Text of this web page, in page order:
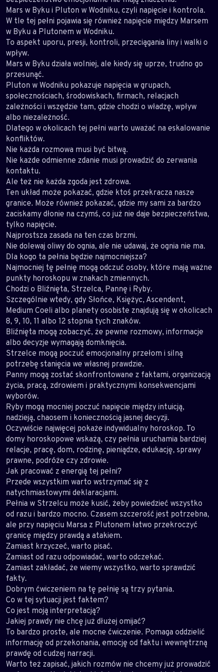
Mars w Byku i Pluton w Wodniku, czyli napięcie i kontrola.
W tle tej pełni pojawia się również napięcie między Marsem
w Byku a Plutonem w Wodniku.
To aspekt uporu, presji, kontroli, przeciągania liny i walki o
wpływ.
Mars w Byku działa wolniej, ale kiedy się uprze, trudno go
przesunąć.
Pluton w Wodniku pokazuje napięcia w grupach,
społecznościach, środowiskach, firmach, relacjach
zależności i wszędzie tam, gdzie chodzi o władzę, wpływ
albo niezależność.
Dlatego w okolicach tej pełni warto uważać na eskalowanie
konfliktów.
Nie każda rozmowa musi być bitwą.
Nie każde odmienne zdanie musi prowadzić do zerwania
kontaktu.
Ale też nie każda zgoda jest zdrowa.
Ten układ może pokazać, gdzie ktoś przekracza nasze
granice. Może również pokazać, gdzie my sami za bardzo
zaciskamy dłonie na czymś, co już nie daje bezpieczeństwa,
tylko napięcie.
Najprostsza zasada na ten czas brzmi.
Nie dolewaj oliwy do ognia, ale nie udawaj, że ognia nie ma.
Dla kogo ta pełnia będzie najmocniejsza?
Najmocniej tę pełnię mogą odczuć osoby, które mają ważne
punkty horoskopu w znakach zmiennych.
Chodzi o Bliźnięta, Strzelca, Pannę i Ryby.
Szczególnie wtedy, gdy Słońce, Księżyc, Ascendent,
Medium Coeli albo planety osobiste znajdują się w okolicach
8, 9, 10, 11 albo 12 stopnia tych znaków.
Bliźnięta mogą zobaczyć, że pewne rozmowy, informacje
albo decyzje wymagają domknięcia.
Strzelce mogą poczuć emocjonalny przełom i silną
potrzebę stanięcia we własnej prawdzie.
Panny mogą zostać skonfrontowane z faktami, organizacją
życia, pracą, zdrowiem i praktycznymi konsekwencjami
wyborów.
Ryby mogą mocniej poczuć napięcie między intuicją,
nadzieją, chaosem i koniecznością jasnej decyzji.
Oczywiście najwięcej pokaże indywidualny horoskop. To
domy horoskopowe wskażą, czy pełnia uruchamia bardziej
relacje, pracę, dom, rodzinę, pieniądze, edukację, sprawy
prawne, podróże czy zdrowie.
Jak pracować z energią tej pełni?
Przede wszystkim warto wstrzymać się z
natychmiastowymi deklaracjami.
Pełnia w Strzelcu może kusić, żeby powiedzieć wszystko
od razu i bardzo mocno. Czasem szczerość jest potrzebna,
ale przy napięciu Marsa z Plutonem łatwo przekroczyć
granicę między prawdą a atakiem.
Zamiast krzyczeć, warto pisać.
Zamiast od razu odpowiadać, warto odczekać.
Zamiast zakładać, że wiemy wszystko, warto sprawdzić
fakty.
Dobrym ćwiczeniem na tę pełnię są trzy pytania.
Co w tej sytuacji jest faktem?
Co jest moją interpretacją?
Jakiej prawdy nie chcę już dłużej omijać?
To bardzo proste, ale mocne ćwiczenie. Pomaga oddzielić
informację od przekonania, emocję od faktu i wewnętrzną
prawdę od cudzej narracji.
Warto też zapisać, jakich rozmów nie chcemy już prowadzić